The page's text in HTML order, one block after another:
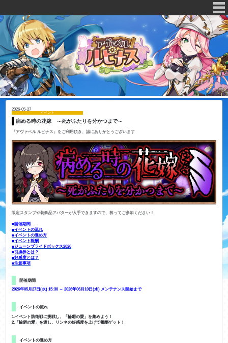
2026-05-27
イベント
病める時の花嫁 ～死がふたりを分かつまで～
『アヴァベル ルピナス』をご利用頂き、誠にありがとうございます
限定スタンプや装飾品アバターが入手できますので、募ってご参加ください！
■開催期間
■イベントの流れ
■イベントの進め方
■イベント報酬
■ジューンブライドボックス2026
■引換券とは？
■好感度とは？
■注意事項
開催期間
2026年05月27日(水) 15:30 ～ 2026年06月10日(水) メンテナンス開始まで
イベントの流れ
1.イベント防衛戦に挑戦し、「輪廻の愛」を集めよう！
2.「輪廻の愛」を渡し、リンネの好感度を上げて報酬ゲット！
イベントの進め方